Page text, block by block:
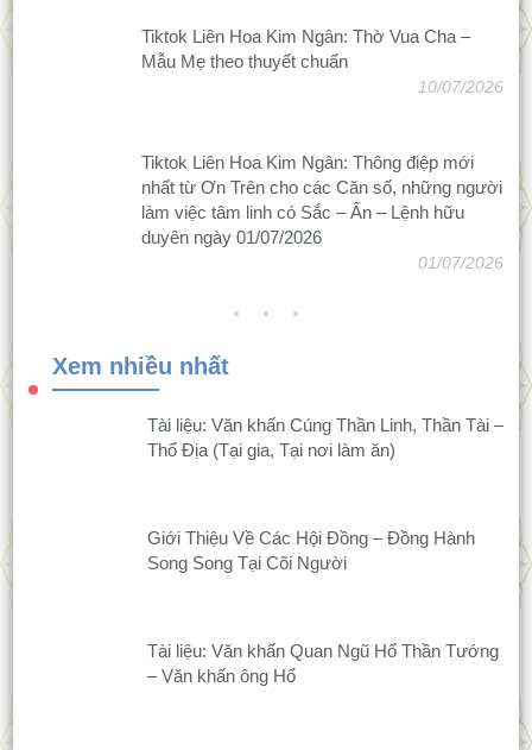
Tiktok Liên Hoa Kim Ngân: Thờ Vua Cha –
Mẫu Mẹ theo thuyết chuẩn
10/07/2026
Tiktok Liên Hoa Kim Ngân: Thông điệp mới
nhất từ Ơn Trên cho các Căn số, những người
làm việc tâm linh có Sắc – Ấn – Lệnh hữu
duyên ngày 01/07/2026
01/07/2026
Xem nhiều nhất
Tài liệu: Văn khấn Cúng Thần Linh, Thần Tài –
Thổ Địa (Tại gia, Tại nơi làm ăn)
Giới Thiệu Về Các Hội Đồng – Đồng Hành
Song Song Tại Cõi Người
Tài liệu: Văn khấn Quan Ngũ Hổ Thần Tướng
– Văn khấn ông Hổ